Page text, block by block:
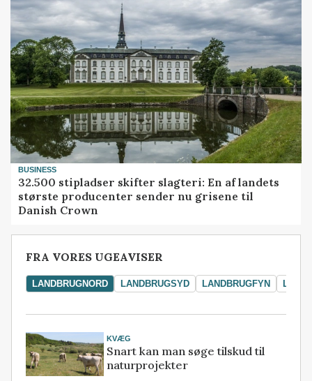
BUSINESS
32.500 stipladser skifter slagteri: En af landets
største producenter sender nu grisene til
Danish Crown
FRA VORES UGEAVISER
LANDBRUGNORD LANDBRUGSYD LANDBRUGFYN
KVÆG
Snart kan man søge tilskud til
naturprojekter